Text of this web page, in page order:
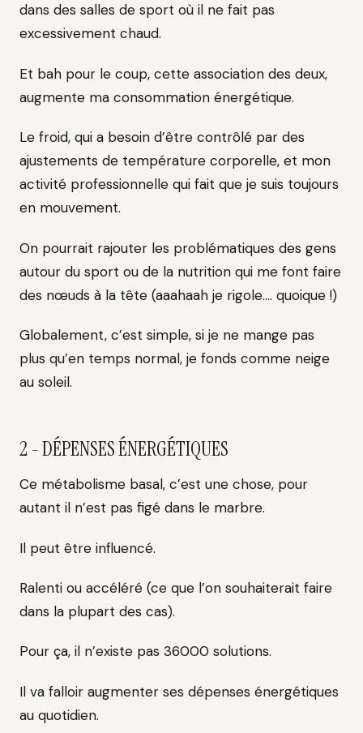
dans des salles de sport où il ne fait pas
excessivement chaud.
Et bah pour le coup, cette association des deux,
augmente ma consommation énergétique.
Le froid, qui a besoin d’être contrôlé par des
ajustements de température corporelle, et mon
activité professionnelle qui fait que je suis toujours
en mouvement.
On pourrait rajouter les problématiques des gens
autour du sport ou de la nutrition qui me font faire
des nœuds à la tête (aaahaah je rigole…. quoique !)
Globalement, c’est simple, si je ne mange pas
plus qu’en temps normal, je fonds comme neige
au soleil.
2 - DÉPENSES ÉNERGÉTIQUES
Ce métabolisme basal, c’est une chose, pour
autant il n’est pas figé dans le marbre.
Il peut être influencé.
Ralenti ou accéléré (ce que l’on souhaiterait faire
dans la plupart des cas).
Pour ça, il n’existe pas 36000 solutions.
Il va falloir augmenter ses dépenses énergétiques
au quotidien.